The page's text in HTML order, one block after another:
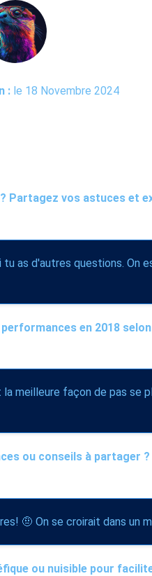
: le 18 Novembre 2024
Partagez vos astuces et
as d'autres questions. On
en 2018
meilleure façon de pas se
ou conseils à partager ?
🤨 On se croirait dans un
ou nuisible pour